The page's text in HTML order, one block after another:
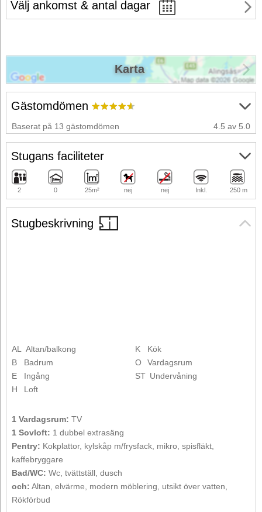
Välj ankomst & antal dagar
Stugbeskrivning
AL
Altan/balkong
B
Badrum
E
Ingång
H
Loft
K
Kök
O
Vardagsrum
ST Undervåning
1 Vardagsrum: TV
1 Sovloft: 1 dubbel extrasäng
Pentry: Kokplattor, kylskåp m/frysfack, mikro, spisfläkt,
kaffebryggare
Bad/WC: Wc, tvättställ, dusch
och: Altan, elvärme, modern möblering, utsikt över vatten,
Rökförbud
Gästomdömen
Baserat på 13 gästomdömen 4.5 av 5.0
Stugans faciliteter
2 0 25m² nej nej Inkl. 250 m
Karta